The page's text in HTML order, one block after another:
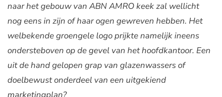
naar het gebouw van ABN AMRO keek zal wellicht
nog eens in zijn of haar ogen gewreven hebben. Het
welbekende groengele logo prijkte namelijk ineens
ondersteboven op de gevel van het hoofdkantoor. Een
uit de hand gelopen grap van glazenwassers of
doelbewust onderdeel van een uitgekiend